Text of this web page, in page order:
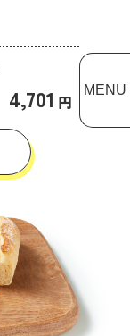
4,701 円
MENU